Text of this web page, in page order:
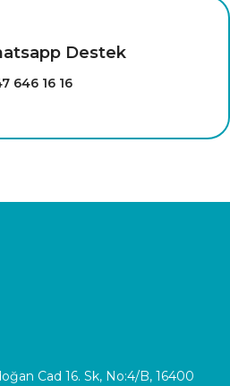
Destek
646 16 16
Cad 16. Sk, No:4/B, 16400